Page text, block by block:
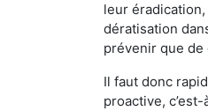
leur
dératisation
prévenir que
Il faut donc
proactive,